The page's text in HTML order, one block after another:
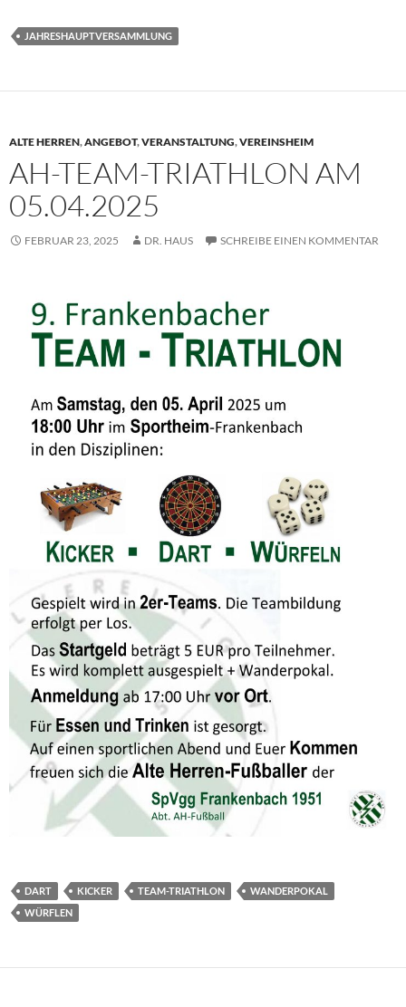
JAHRESHAUPTVERSAMMLUNG
ALTE HERREN,ANGEBOT,VERANSTALTUNG,VEREINSHEIM
AH-TEAM-TRIATHLON AM
05.04.2025
FEBRUAR 23, 2025 DR. HAUS SCHREIBE EINEN KOMMENTAR
DART KICKER TEAM-TRIATHLON
WANDERPOKAL
WÜRFLEN